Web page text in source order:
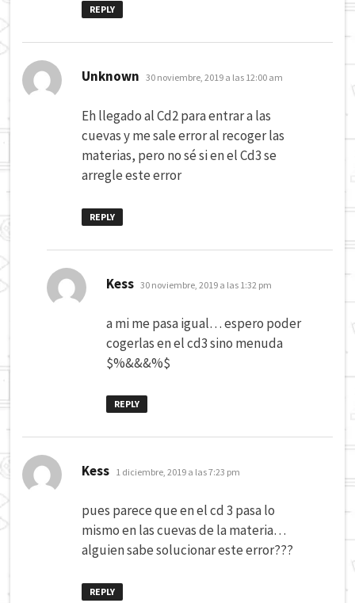
REPLY
Unknown dice:
30 noviembre, 2019 a las 12:00 am
Eh llegado al Cd2 para entrar a las
cuevas y me sale error al recoger las
materias, pero no sé si en el Cd3 se
arregle este error
REPLY
Kess dice:
30 noviembre, 2019 a las 1:32 pm
a mi me pasa igual… espero poder
cogerlas en el cd3 sino menuda
$%&&&%$
REPLY
Kess dice:
1 diciembre, 2019 a las 7:23 pm
pues parece que en el cd 3 pasa lo
mismo en las cuevas de la materia…
alguien sabe solucionar este error???
REPLY